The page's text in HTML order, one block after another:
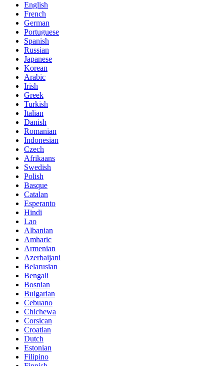
English
French
German
Portuguese
Spanish
Russian
Japanese
Korean
Arabic
Irish
Greek
Turkish
Italian
Danish
Romanian
Indonesian
Czech
Afrikaans
Swedish
Polish
Basque
Catalan
Esperanto
Hindi
Lao
Albanian
Amharic
Armenian
Azerbaijani
Belarusian
Bengali
Bosnian
Bulgarian
Cebuano
Chichewa
Corsican
Croatian
Dutch
Estonian
Filipino